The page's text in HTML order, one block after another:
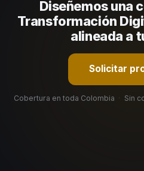
organizacional. En CHM
selección estratégica basada
Diseñemos una
Transformación
alineada a
Solicitar
Cobertura en toda Colombia · Sin